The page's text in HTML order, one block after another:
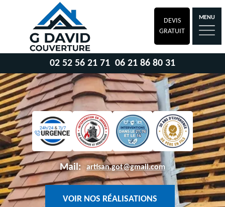
DEVIS
GRATUIT
MENU
02 52 56 21 71 06 21 86 80 31
Mail: artisan.got@gmail.com
VOIR NOS RÉALISATIONS